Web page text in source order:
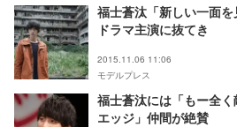
福士蒼汰「新しい一面
ドラマ主演に抜てき
2015.11.06 11:06
モデルプレス
福士蒼汰には「もー全
エッジ」仲間が絶賛